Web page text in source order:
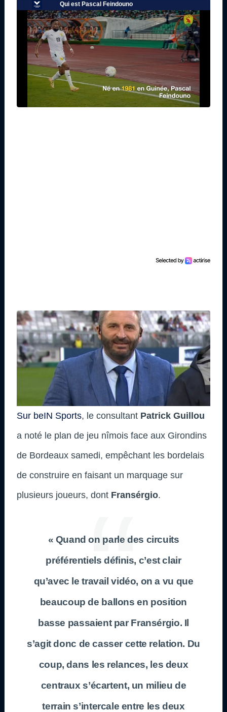
Sur beIN Sports, le consultant Patrick Guillou
a noté le plan de jeu nîmois face aux Girondins
de Bordeaux samedi, empêchant les bordelais
de construire en faisant un marquage sur
plusieurs joueurs, dont Fransérgio.
« Quand on parle des circuits
préférentiels définis, c’est clair
qu’avec le travail vidéo, on a vu que
beaucoup de ballons en position
basse passaient par Fransérgio. Il
s’agit donc de casser cette relation. Du
coup, dans les relances, les deux
centraux s’écartent, un milieu de
terrain s’intercale entre les deux